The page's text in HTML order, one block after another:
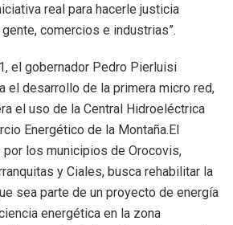
real para hacerle justicia
comercios e industrias”.
el gobernador Pedro Pierluisi
el desarrollo de la primera micro red,
el uso de la Central Hidroeléctrica
Energético de la Montaña.El
por los municipios de Orocovis,
y Ciales, busca rehabilitar la
sea parte de un proyecto de energía
energética en la zona